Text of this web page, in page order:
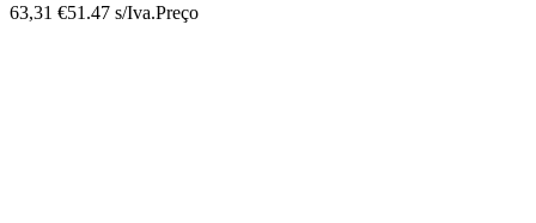
63,31 €51.47 s/Iva.Preço